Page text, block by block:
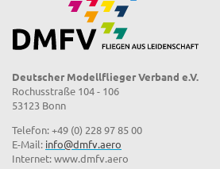
Deutscher Modellflieger Verband e.V.
Rochusstraße 104 - 106
53123 Bonn
Telefon: +49 (0) 228 97 85 00
E-Mail: info@dmfv.aero
Internet: www.dmfv.aero